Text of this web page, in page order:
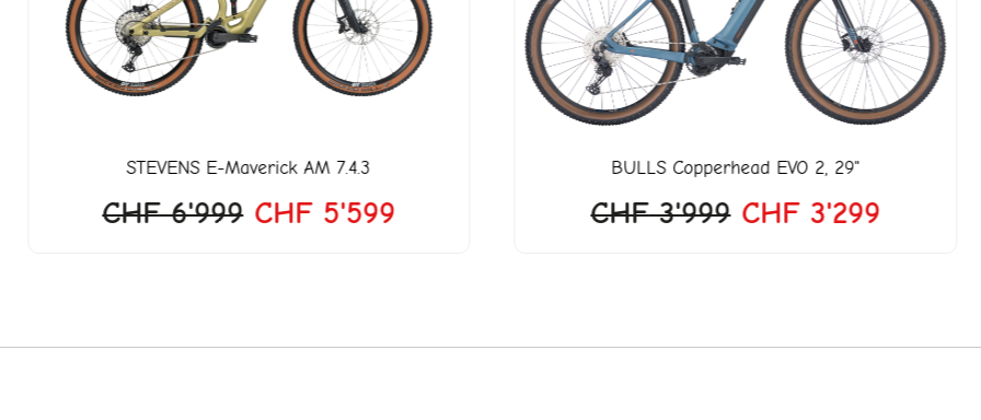
STEVENSE-Maverick AM 7.4.3
CHF6'999
CHF 6'999
CHF5'599
CHF 5'599.
BULLSCopperhead EVO 2, 29"
CHF3'999
CHF 3'999
CHF3'299
CHF